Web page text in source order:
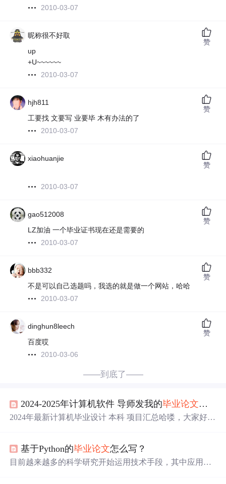
2010-03-07
昵称很不好取
up
+U~~~~~~
2010-03-07
赞
hjh811
工要找 文要写 业要毕 木有办法的了
2010-03-07
赞
xiaohuanjie
2010-03-07
赞
gao512008
LZ加油 一个毕业证书现在还是需要的
2010-03-07
赞
bbb332
不是可以自己选题吗，我选的就是做一个网站，哈哈
2010-03-07
赞
dinghun8leech
百度哎
2010-03-06
赞
——到底了——
2024-2025年计算机软件 导师发我的毕业论文选题
2024年最新计算机毕业设计 本科 项目汇总哈喽，大家好，
项目有任何疑问（部署跟文档），都可以问博主哦~
基于Python的毕业论文怎么写？
目前越来越多的科学研究开始运用技术手段，其中应用较